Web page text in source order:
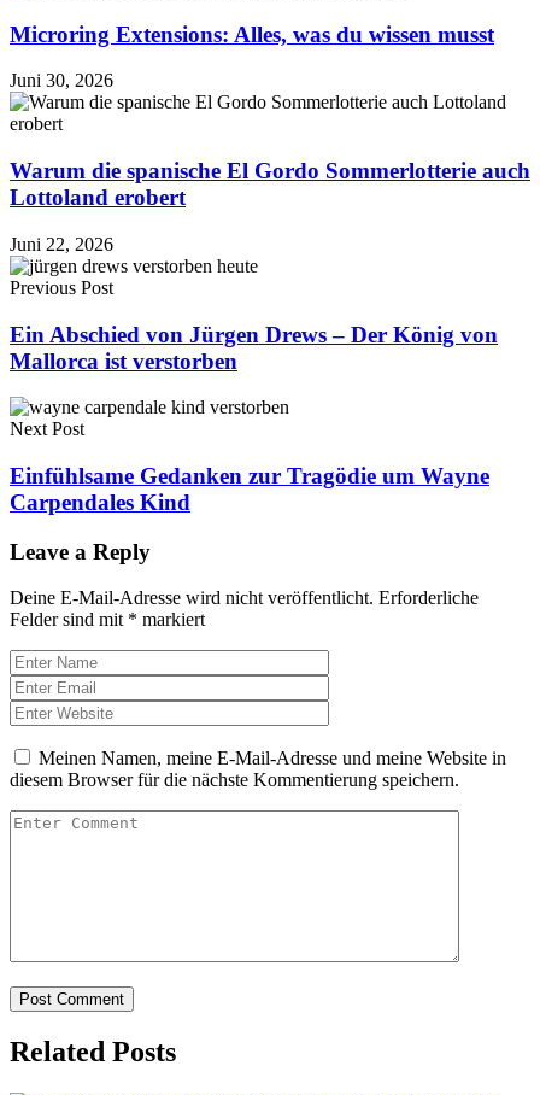
Microring Extensions: Alles, was du wissen musst
Juni 30, 2026
Warum die spanische El Gordo Sommerlotterie auch
Lottoland erobert
Juni 22, 2026
Previous Post
Ein Abschied von Jürgen Drews – Der König von
Mallorca ist verstorben
Next Post
Einfühlsame Gedanken zur Tragödie um Wayne
Carpendales Kind
Leave a Reply
Deine E-Mail-Adresse wird nicht veröffentlicht. Erforderliche
Felder sind mit * markiert
Meinen Namen, meine E-Mail-Adresse und meine Website in
diesem Browser für die nächste Kommentierung speichern.
Related Posts